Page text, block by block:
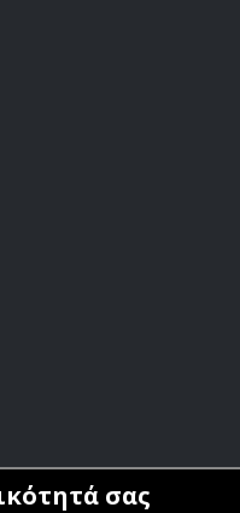
σας